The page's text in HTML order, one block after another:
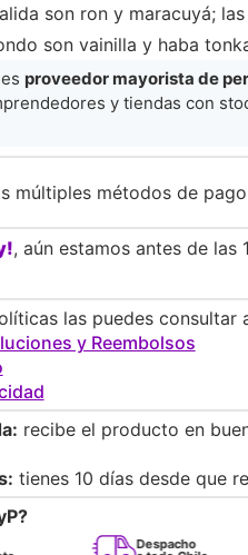
son ron y maracuyá;
son vainilla y haba
es proveedor mayorista de
y tiendas con
múltiples métodos de
, aún estamos antes de las
las puedes consultar
y Reembolsos
recibe el producto en
tienes 10 días desde que
Despacho